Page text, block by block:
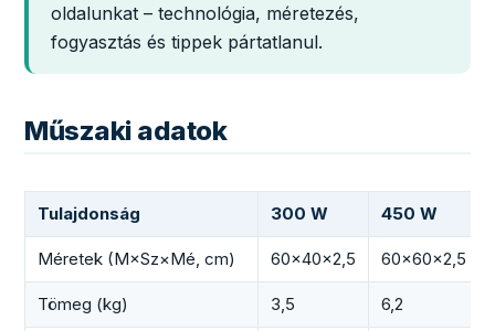
oldalunkat – technológia, méretezés,
fogyasztás és tippek pártatlanul.
Műszaki adatok
Tulajdonság 300 W 450 W
Méretek (M×Sz×Mé, cm) 60×40×2,5 60×60×2,5
Tömeg (kg) 3,5 6,2